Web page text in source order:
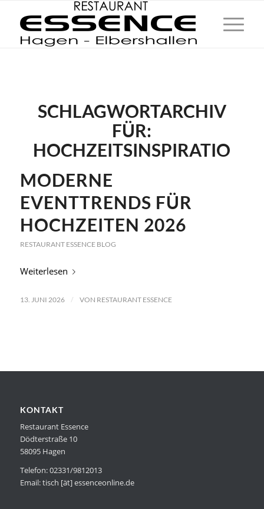
SCHLAGWORTARCHIV
FÜR:
HOCHZEITSINSPIRATIO
MODERNE
EVENTTRENDS FÜR
HOCHZEITEN 2026
RESTAURANT ESSENCE BLOG
Weiterlesen
13. JUNI 2026 / VON RESTAURANT ESSENCE
KONTAKT
Restaurant Essence
Dödterstraße 10
58095 Hagen
Telefon: 02331/9812013
Email: tisch [ät] essenceonline.de